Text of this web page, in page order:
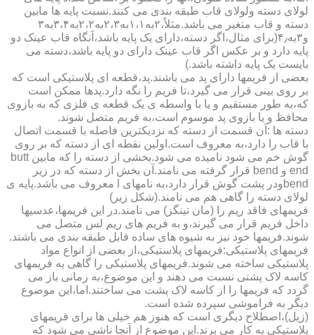
لولای دسته ولولای قاب طبقه بندی می کنند.نسبت پایه ها مابین
دسته و قاب متغیر می باشد.مثلاً،۲به۱،۱به۲،۳به۲،۲به۳،۴به۳
و۳به۴٫(برای مثال،اگر دسته،دارای یک پایه باشد،آنگاه قاب عینک دو
پایه دارد و بر عکس اگر قاب عینک دارای دو پایه باشد،دسته می
بایست یک پایه داشته باشد.)
بعضی از فریمها دارای پد می باشند.پد،قطعه ای پلاستیکی است که
بر روی بینی قرار می گیرد،تا فریم را نگه دارد.پدها ممکن است
که،به طور مستقیم و یا با واسطه ی یک قطعه ی فلزی که به بازوی
محافظ و یا بازوی پد موسوم است،به فریم متصل شوند.
دسته ها :آن قسمت از دسته که نزدیکترین فاصله با قسمت اتصال
با قاب را دارد،به معروف است.اولین نقطه ای از دسته که بر روی
گوش خم می شود نامیده می شود.بخشی از دسته را که مابین butt
end و bend قرار گرفته می نامند.آن بخش از دسته که در زیر
bendودر پشت گوش قرار دارد،به نامهای l معروف می باشد.پایه ی
لولای دسته را گاهی هم می نامند.(شکل زیر)
فریمهای فاقد ریم را (مان تینگز) می نامند.در این فریمها،عدسیها
داخل فریم قرار می گیرند،و به فریم های ریم لس متصل می
شوند.فریمها خود نیز به شیوه های ساده قابل طبقه بندی می باشند.
فریمهای پلاستیکی:فریمهای پلاستیکی،از بعضی از انواع مواد
پلاستیکی ساخته می شوند.فریمهای پلاستیکی را گاهی به فریمهای
کاسه لاک پشتی نسبت می دهند و این موضوع،به زمانی باز می
گردد که فریمها را از کاسه لاک پشت می ساختند.اما،این موضوع
دیگر به فراموشی سپرده شده است.
(زیل)،اصطلاح دیگری است که هنوز هم خیلی ها برای فریمهای
پلاستیکی به کار می برند.این موضوع از آنجا ناشی می شود که